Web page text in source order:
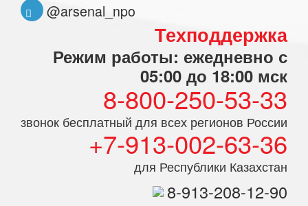
@arsenal_npo
Техподдержка
Режим работы: ежедневно с
05:00 до 18:00 мск
8-800-250-53-33
звонок бесплатный для всех регионов России
+7-913-002-63-36
для Республики Казахстан
8-913-208-12-90